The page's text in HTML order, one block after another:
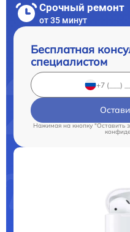
Срочный ремонт
от 35 минут
Бесплатная
специалистом
Нажимая на кнопку "Оставить